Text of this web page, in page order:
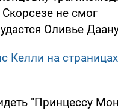
не смог
Оливье
Келли на
"Принцессу